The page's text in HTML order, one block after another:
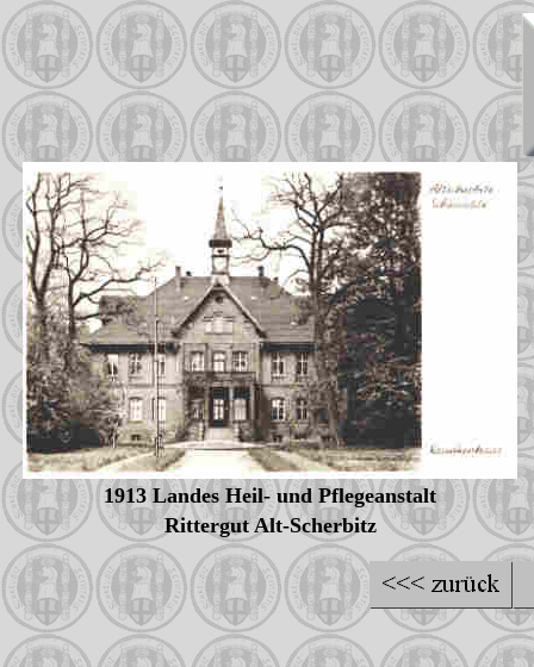
1913 Landes Heil- und Pflegeanstalt
Rittergut Alt-Scherbitz